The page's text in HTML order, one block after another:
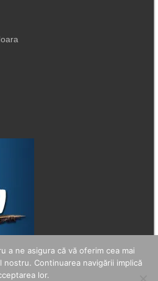
a ne asigura că vă oferim cea mai
Continuarea navigării implică
lor.